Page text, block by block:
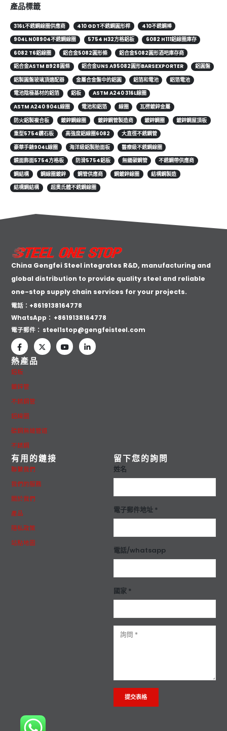
產品標籤
316L不銹鋼線圈供應商 410 GDT不銹鋼圓形桿
410不銹鋼棒
904L N08904不銹鋼線圈
5754 H32方格鋁板
6082 H111鋁線圈庫存
6082 T6鋁線圈
鋁合金5082圓形條
鋁合金5082圓形酒吧庫存商
鋁合金ASTM B928圓條
鋁合金UNS A95082圓形BARSEXPORTER
鋁圓盤
鋁製圓盤玻璃頂適配器
金屬合金盤中的鋁圓 鋁箔和電池
鋁箔電池
電池陰極基材的鋁箔
鋁板
ASTM A240 316L線圈
ASTM A240 904L線圈
電池和鋁箔 線圈
瓦楞鍍鋅金屬
防火鋁製複合板
鍍鋅鋼線圈 鍍鋅鋼管製造商 鍍鋅鋼圈
鍍鋅鋼屋頂板
重型5754鑽石板
高強度鋁線圈6082
大直徑不銹鋼管
豪華手錶904L線圈
海洋級鋁製胎面板
醫療級不銹鋼線圈
鏡面飾面5754方格板
防滑5754鋁板 無縫碳鋼管
不銹鋼帶供應商
鋼結構
鋼線圈鍍鋅 鋼管供應商 鋼鍍鋅線圈
結構鋼製造
結構鋼結構
超奧氏體不銹鋼線圈
China Gengfei Steel integrates R&D, manufacturing and
global distribution to provide quality steel and reliable
one-stop supply chain services for your projects.
電話：+8619138164778
WhatsApp： +8619138164778
電子郵件： steel1stop@gengfeisteel.com
熱產品
鋁板
鍍鋅管
不銹鋼管
鋁線圈
碳鋼無縫管道
不銹鋼
有用的鏈接
聯繫我們
我們的服務
關於我們
產品
隱私政策
站點地圖
留下您的詢問
姓名
電子郵件地址 *
電話/whatsapp
國家 *